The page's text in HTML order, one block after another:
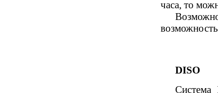
часа, то
DISO
Система